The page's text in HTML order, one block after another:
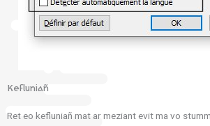
Kefluniañ
Ret eo kefluniañ mat ar meziant evit ma vo